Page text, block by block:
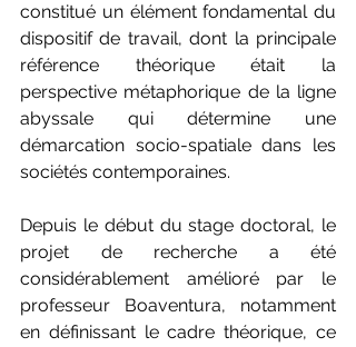
constitué un élément fondamental du
dispositif de travail, dont la principale
référence théorique était la
perspective métaphorique de la ligne
abyssale qui détermine une
démarcation socio-spatiale dans les
sociétés contemporaines.
Depuis le début du stage doctoral, le
projet de recherche a été
considérablement amélioré par le
professeur Boaventura, notamment
en définissant le cadre théorique, ce